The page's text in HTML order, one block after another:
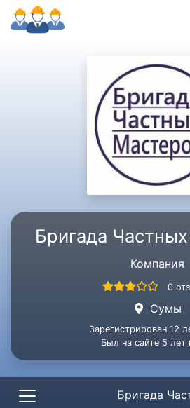
Бригада
Компания
0
Сумы
Зарегистрирован 12
Был на сайте 5 лет
Бригада